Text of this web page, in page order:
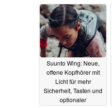
Suunto Wing: Neue,
offene Kopfhörer mit
Licht für mehr
Sicherheit, Tasten und
optionaler